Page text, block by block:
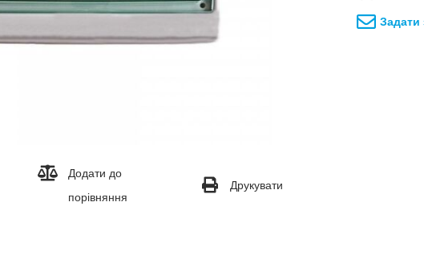
Додати до
порівняння
Друкувати
Задати